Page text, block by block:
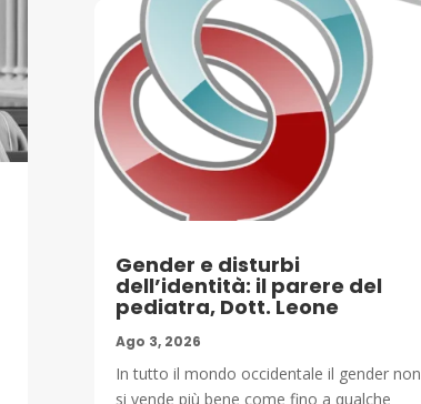
Gender e disturbi
dell’identità: il parere del
pediatra, Dott. Leone
Ago 3, 2026
In tutto il mondo occidentale il gender non
si vende più bene come fino a qualche